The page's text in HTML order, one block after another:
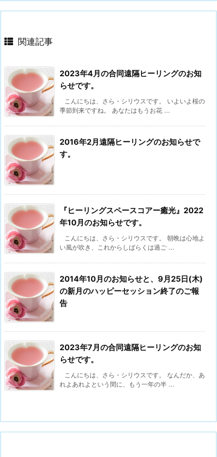
関連記事
2023年4月の合同遠隔ヒーリングのお知
らせです。
こんにちは、さら・シリウスです。 いよいよ桜の
季節到来ですね。 あなたはもうお花 ...
2016年2月遠隔ヒーリングのお知らせで
す。
『ヒーリングスペースコアー癒光』2022
年10月のお知らせです。
こんにちは、さら・シリウスです。 朝晩は心地よ
い風が吹き、これからしばらくは過ご ...
2014年10月のお知らせと、9月25日(木)
の新月のハッピーセッション終了のご報
告
2023年7月の合同遠隔ヒーリングのお知
らせです。
こんにちは、さら・シリウスです。 なんだか、あ
れよあれよという間に、もう一年の半 ...